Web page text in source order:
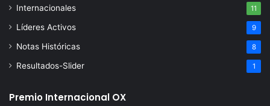
Internacionales 11
Líderes Activos 9
Notas Históricas 8
Resultados-Slider 1
Premio Internacional OX